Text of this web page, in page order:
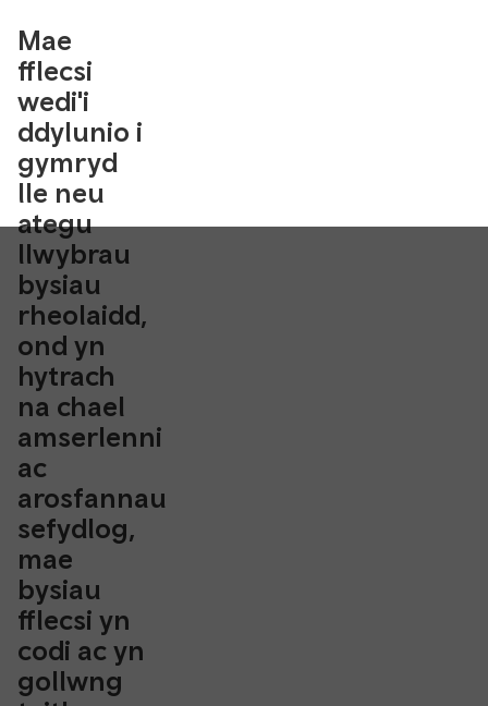
Mae
fflecsi
wedi'i
ddylunio i
gymryd
lle neu
ategu
llwybrau
bysiau
rheolaidd,
ond yn
hytrach
na chael
amserlenni
ac
arosfannau
sefydlog,
mae
bysiau
fflecsi yn
codi ac yn
gollwng